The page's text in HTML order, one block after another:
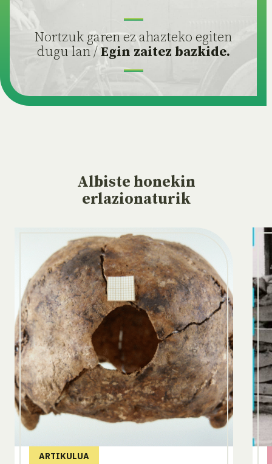
Nortzuk garen ez ahazteko egiten
dugu lan /Egin zaitez bazkide.
Albiste honekin
erlazionaturik
ARTIKULUA